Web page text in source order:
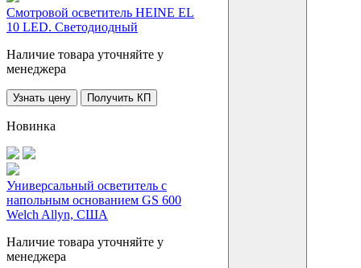
Смотровой осветитель HEINE EL
10 LED. Светодиодный
Наличие товара уточняйте у
менеджера
Узнать цену Получить КП
Новинка
Универсальный осветитель с
напольным основанием GS 600
Welch Allyn, США
Наличие товара уточняйте у
менеджера